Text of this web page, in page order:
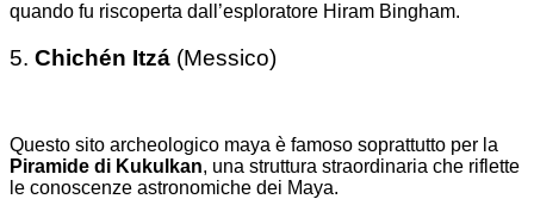
quando fu riscoperta dall’esploratore Hiram Bingham.
5. Chichén Itzá (Messico)
Questo sito archeologico maya è famoso soprattutto per la
Piramide di Kukulkan, una struttura straordinaria che riflette
le conoscenze astronomiche dei Maya.